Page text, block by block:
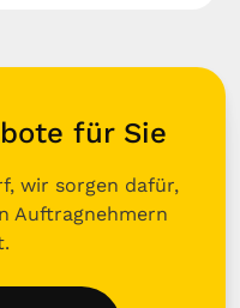
für Sie
wir sorgen dafür,
Auftragnehmern